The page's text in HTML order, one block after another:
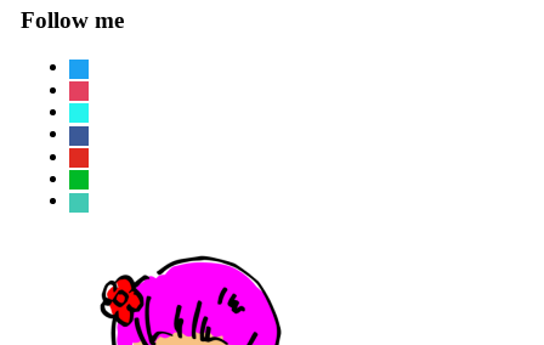
Follow me
twitter
instagram
tiktok
facebook
youtube
line
sticky-